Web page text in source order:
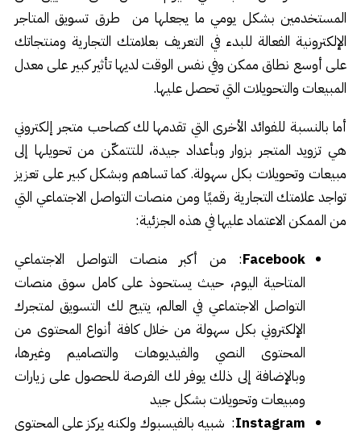
المستخدمين بشكل يومي ما يجعلها من طرق تسويق المتاجر
الإلكترونية الفعالة للبدء في التعريف بعلامتك التجارية ومنتجاتك
على أوسع نطاق ممكن وفي نفس الوقت لديها تأثير كبير على معدل
المبيعات والتحويلات التي تحصل عليها.
أما بالنسبة للفوائد الأخرى التي تقدمها لك كصاحب متجر إلكتروني
هي تزويد المتجر بزوار وبأعداد جيدة، للتتمكّن من تحويلها إلى
مبيعات وتحويلات بكل سهولة. كما تساهم وبشكل كبير على تعزيز
تواجد علامتك التجارية رقميًا ومن منصات التواصل الاجتماعي التي
من الممكن الاعتماد عليها في هذه الجزئية:
Facebook: من أكبر منصات التواصل الاجتماعي
المتاحية اليوم، حيث يستحوذ على كامل سوق منصات
التواصل الاجتماعي في العالم، يتيح لك التسويق لمتجرك
الإلكتروني بكل سهولة من خلال كافة أنواع المحتوى من
المحتوى النصي والفيديوهات والتصاميم وغيرها،
وبالإضافة إلى ذلك يوفر لك الفرصة للحصول على زيارات
ومبيعات وتحويلات بشكل جيد
Instagram: شبيه بالفيسبوك ولكنه يركز على المحتوى